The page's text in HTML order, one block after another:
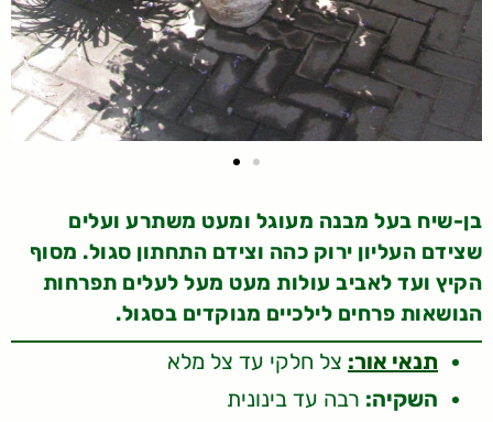
בן-שיח בעל מבנה מעוגל ומעט משתרע ועלים
שצידם העליון ירוק כהה וצידם התחתון סגול. מסוף
הקיץ ועד לאביב עולות מעט מעל לעלים תפרחות
הנושאות פרחים לילכיים מנוקדים בסגול.
תנאי אור: צל חלקי עד צל מלא
השקיה: רבה עד בינונית